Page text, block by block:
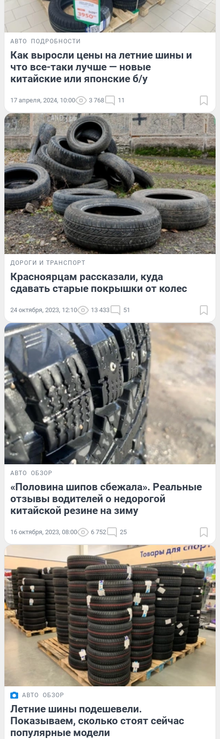
АВТО ПОДРОБНОСТИ
Как выросли цены на летние шины и
что все-таки лучше — новые
китайские или японские б/у
17 апреля, 2024, 10:00 3 768 11
ДОРОГИ И ТРАНСПОРТ
Красноярцам рассказали, куда
сдавать старые покрышки от колес
24 октября, 2023, 12:10 13 433 51
АВТО ОБЗОР
«Половина шипов сбежала». Реальные
отзывы водителей о недорогой
китайской резине на зиму
16 октября, 2023, 08:00 6 752 25
АВТО ОБЗОР
Летние шины подешевели.
Показываем, сколько стоят сейчас
популярные модели